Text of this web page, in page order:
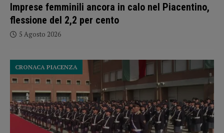
Imprese femminili ancora in calo nel Piacentino,
flessione del 2,2 per cento
5 Agosto 2026
CRONACA PIACENZA